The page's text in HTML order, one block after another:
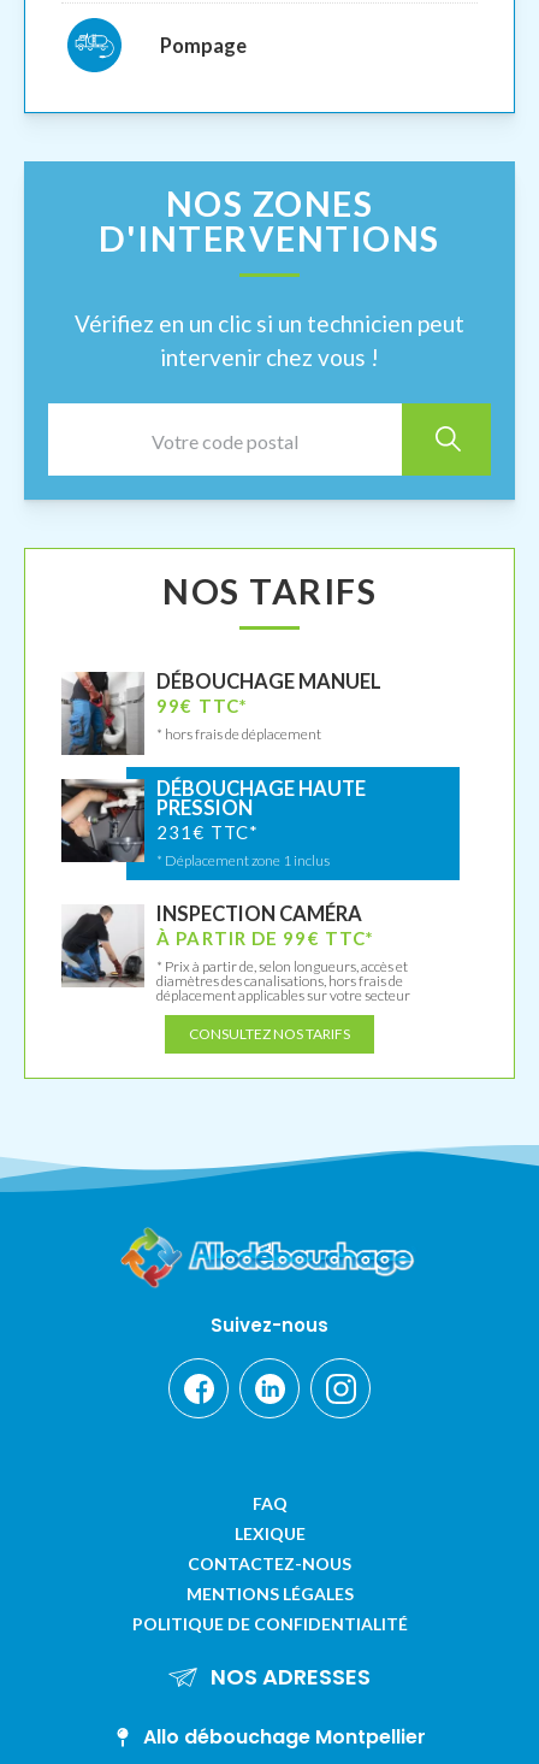
Pompage
NOS ZONES
D'INTERVENTIONS
Vérifiez en un clic si un technicien peut
intervenir chez vous !
NOS TARIFS
DÉBOUCHAGE MANUEL
99€ TTC*
* hors frais de déplacement
DÉBOUCHAGE HAUTE
PRESSION
231€ TTC*
* Déplacement zone 1 inclus
INSPECTION CAMÉRA
À PARTIR DE 99€ TTC*
* Prix à partir de, selon longueurs, accès et
diamètres des canalisations, hors frais de
déplacement applicables sur votre secteur
CONSULTEZ NOS TARIFS
Suivez-nous
FAQ
LEXIQUE
CONTACTEZ-NOUS
MENTIONS LÉGALES
POLITIQUE DE CONFIDENTIALITÉ
NOS ADRESSES
Allo débouchage Montpellier